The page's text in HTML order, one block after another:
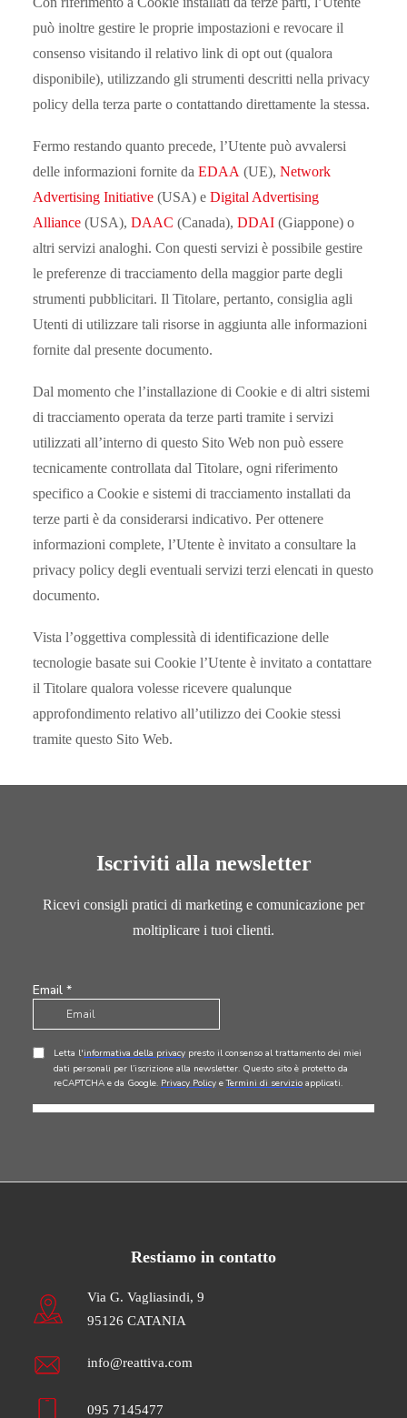
può inoltre gestire le proprie impostazioni e revocare il
consenso visitando il relativo link di opt out (qualora
disponibile), utilizzando gli strumenti descritti nella privacy
policy della terza parte o contattando direttamente la stessa.
Fermo restando quanto precede, l’Utente può avvalersi
delle informazioni fornite da EDAA (UE), Network
Advertising Initiative (USA) e Digital Advertising
Alliance (USA), DAAC (Canada), DDAI (Giappone) o
altri servizi analoghi. Con questi servizi è possibile gestire
le preferenze di tracciamento della maggior parte degli
strumenti pubblicitari. Il Titolare, pertanto, consiglia agli
Utenti di utilizzare tali risorse in aggiunta alle informazioni
fornite dal presente documento.
Dal momento che l’installazione di Cookie e di altri sistemi
di tracciamento operata da terze parti tramite i servizi
utilizzati all’interno di questo Sito Web non può essere
tecnicamente controllata dal Titolare, ogni riferimento
specifico a Cookie e sistemi di tracciamento installati da
terze parti è da considerarsi indicativo. Per ottenere
informazioni complete, l’Utente è invitato a consultare la
privacy policy degli eventuali servizi terzi elencati in questo
documento.
Vista l’oggettiva complessità di identificazione delle
tecnologie basate sui Cookie l’Utente è invitato a contattare
il Titolare qualora volesse ricevere qualunque
approfondimento relativo all’utilizzo dei Cookie stessi
tramite questo Sito Web.
Iscriviti alla newsletter
Ricevi consigli pratici di marketing e comunicazione per
moltiplicare i tuoi clienti.
Restiamo in contatto
Via G. Vagliasindi, 9
95126 CATANIA
info@reattiva.com
095 7145477